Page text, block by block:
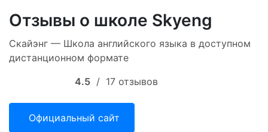
Отзывы о школе Skyeng
Скайэнг — Школа английского языка в доступном
дистанционном формате
4.5 / 17 отзывов
Официальный сайт